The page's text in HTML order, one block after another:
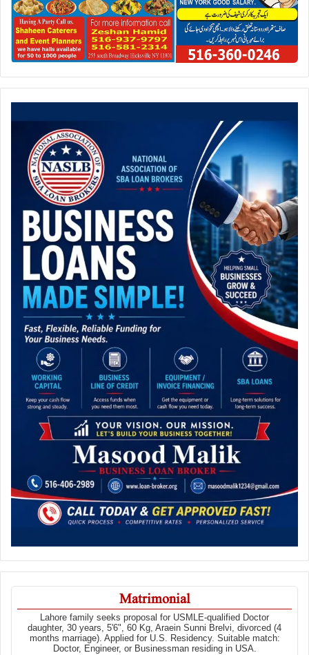
Matrimonial
Lahore family seeks proposal for USMLE-qualified Doctor
daughter, 30 years, 5'6", 60 Kg, Araein Sunni Brelvi, divorced (4
months marriage). Applied for U.S. Residency. Suitable match:
Doctor, Engineer, or Businessman residing in USA.